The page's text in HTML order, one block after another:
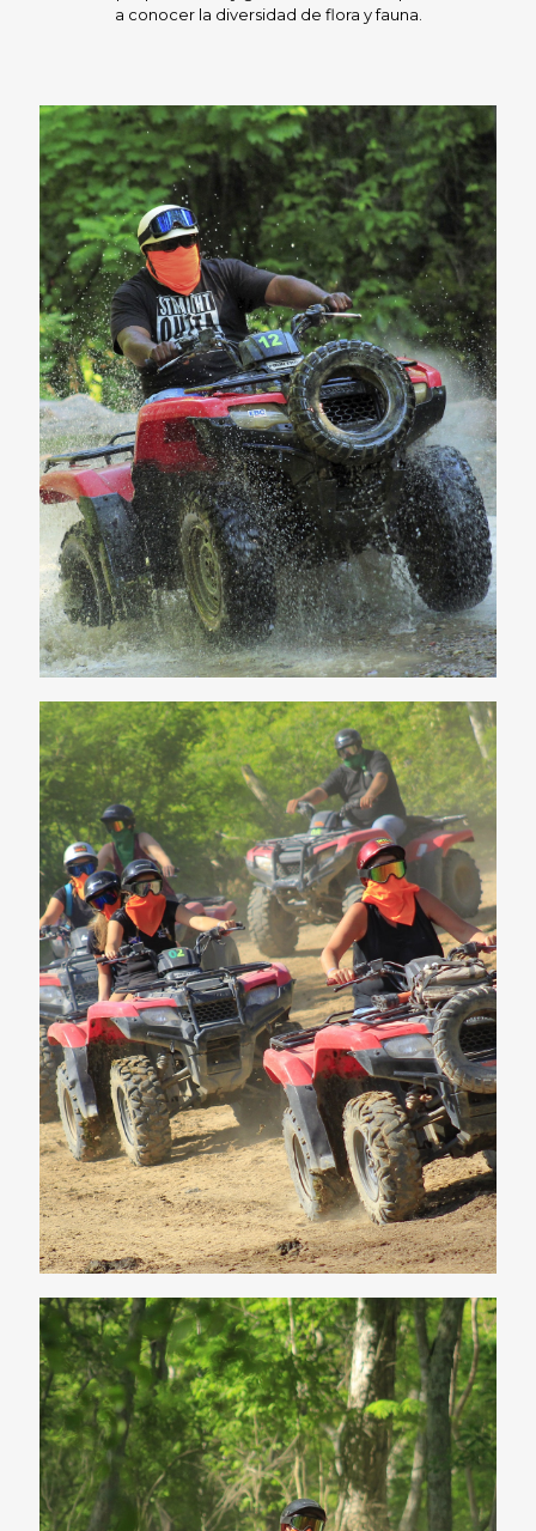
a conocer la diversidad de flora y fauna.